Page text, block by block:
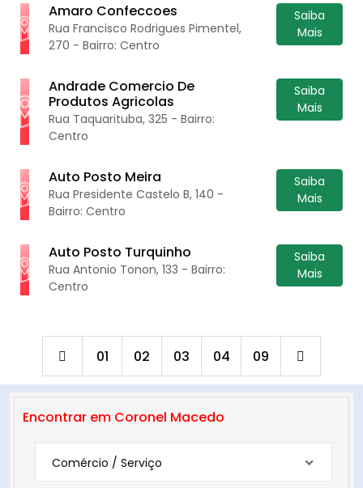
Amaro Confeccoes
Rua Francisco Rodrigues Pimentel,
270 - Bairro: Centro
Saiba
Mais
Andrade Comercio De
Produtos Agricolas
Rua Taquarituba, 325 - Bairro:
Centro
Saiba
Mais
Auto Posto Meira
Rua Presidente Castelo B, 140 -
Bairro: Centro
Saiba
Mais
Auto Posto Turquinho
Rua Antonio Tonon, 133 - Bairro:
Centro
Saiba
Mais
01 02 03 04 09
Encontrar em Coronel Macedo
Comércio / Serviço